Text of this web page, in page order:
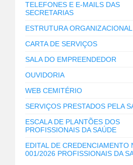
TELEFONES E E-MAILS DAS
SECRETARIAS
ESTRUTURA ORGANIZACIONAL
CARTA DE SERVIÇOS
SALA DO EMPREENDEDOR
OUVIDORIA
WEB CEMITÉRIO
SERVIÇOS PRESTADOS PELA
ESCALA DE PLANTÕES DOS
PROFISSIONAIS DA SAÚDE
EDITAL DE CREDENCIAMENTO
001/2026 PROFISSIONAIS DA